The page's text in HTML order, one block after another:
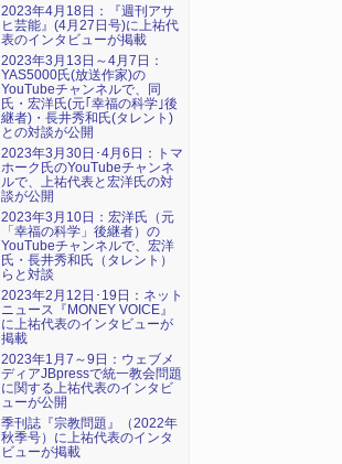
2023年4月18日：『週刊アサ
ヒ芸能』(4月27日号)に上祐代
表のインタビューが掲載
2023年3月13日～4月7日：
YAS5000氏(放送作家)の
YouTubeチャンネルで、同
氏・宏洋氏(元｢幸福の科学｣後
継者)・長井秀和氏(タレント)
との対談が公開
2023年3月30日･4月6日：トマ
ホーク氏のYouTubeチャンネ
ルで、上祐代表と宏洋氏の対
談が公開
2023年3月10日：宏洋氏（元
「幸福の科学」後継者）の
YouTubeチャンネルで、宏洋
氏・長井秀和氏（タレント）
らと対談
2023年2月12日･19日：ネット
ニュース『MONEY VOICE』
に上祐代表のインタビューが
掲載
2023年1月7～9日：ウェブメ
ディアJBpressで統一教会問題
に関する上祐代表のインタビ
ューが公開
季刊誌『宗教問題』（2022年
秋季号）に上祐代表のインタ
ビューが掲載